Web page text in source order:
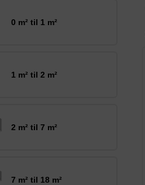
0 m² til 1 m²
1 m² til 2 m²
2 m² til 7 m²
7 m² til 18 m²